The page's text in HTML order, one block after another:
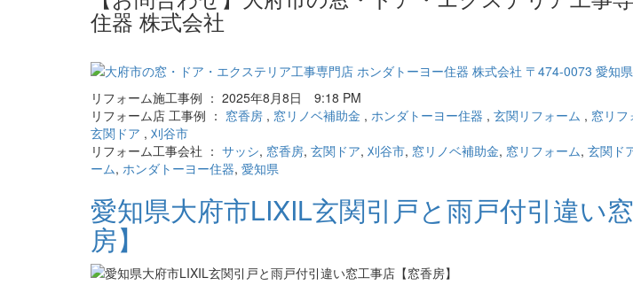
住器 株式会社
リフォーム施工事例 ： 2025年8月8日 9:18 PM
リフォーム店 工事例 ： 窓香房 , 窓リノベ補助金 , ホンダトーヨー住器 , 玄関リフォーム , 窓リフ
玄関ドア , 刈谷市
リフォーム工事会社 ： サッシ, 窓香房, 玄関ドア, 刈谷市, 窓リノベ補助金, 窓リフォーム, 玄関ド
ーム, ホンダトーヨー住器, 愛知県
愛知県大府市LIXIL玄関引戸と雨戸付引違い
房】